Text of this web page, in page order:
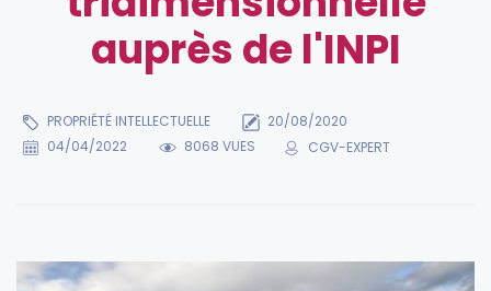
auprès de l'INPI
PROPRIÉTÉ INTELLECTUELLE
20/08/2020
04/04/2022
8068 VUES CGV-EXPERT